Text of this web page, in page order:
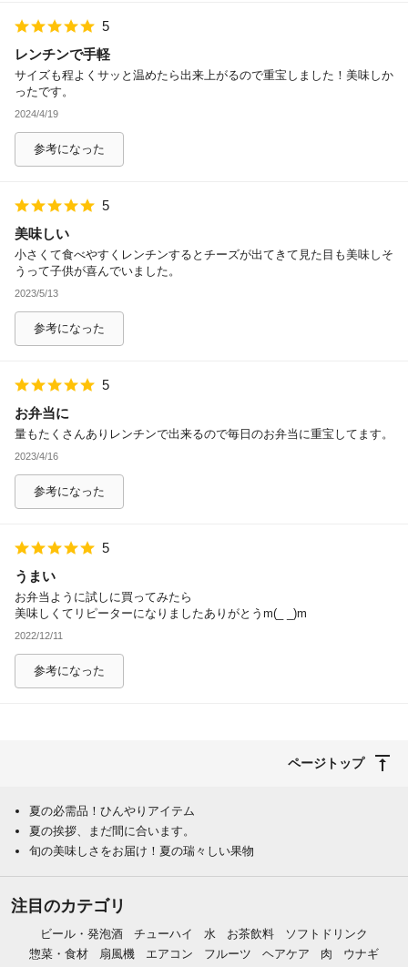
5
レンチンで手軽
サイズも程よくサッと温めたら出来上がるので重宝しました！美味しか
ったです。
2024/4/19
参考になった
5
美味しい
小さくて食べやすくレンチンするとチーズが出てきて見た目も美味しそ
うって子供が喜んでいました。
2023/5/13
参考になった
5
お弁当に
量もたくさんありレンチンで出来るので毎日のお弁当に重宝してます。
2023/4/16
参考になった
5
うまい
お弁当ように試しに買ってみたら
美味しくてリピーターになりましたありがとうm(_ _)m
2022/12/11
参考になった
ページトップ
夏の必需品！ひんやりアイテム
夏の挨拶、まだ間に合います。
旬の美味しさをお届け！夏の瑞々しい果物
注目のカテゴリ
ビール・発泡酒 チューハイ 水 お茶飲料
ソフトドリンク
惣菜・食材
扇風機 エアコン フルーツ ヘアケア 肉 ウナギ